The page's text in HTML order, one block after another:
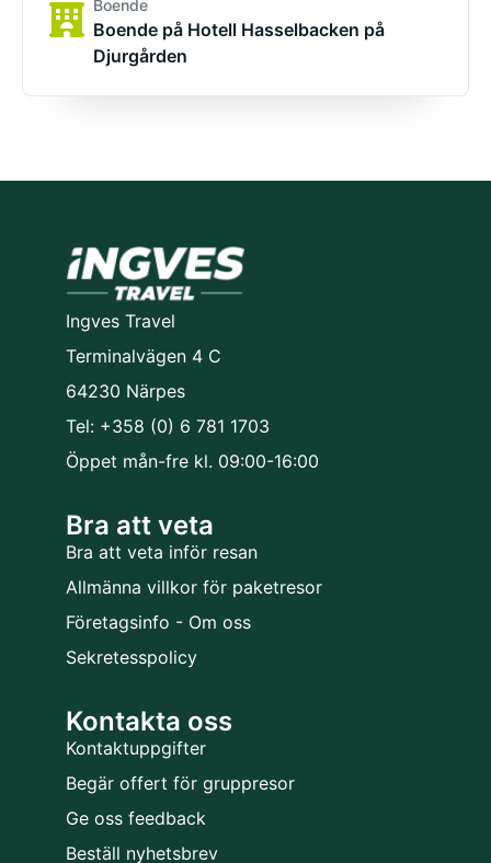
Boende
Boende på Hotell Hasselbacken på
Djurgården
Ingves Travel
Terminalvägen 4 C
64230 Närpes
Tel: +358 (0) 6 781 1703
Öppet mån-fre kl. 09:00-16:00
Bra att veta
Bra att veta inför resan
Allmänna villkor för paketresor
Företagsinfo - Om oss
Sekretesspolicy
Kontakta oss
Kontaktuppgifter
Begär offert för gruppresor
Ge oss feedback
Beställ nyhetsbrev